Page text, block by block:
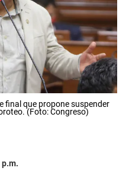
final que propone suspender
(Foto: Congreso)